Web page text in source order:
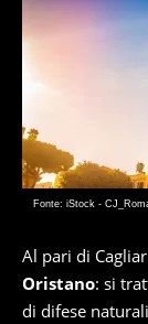
Fonte: iStock -
Al pari di
Oristano: si
di difese